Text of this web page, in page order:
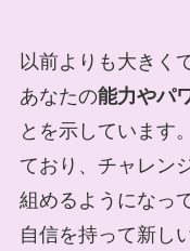
以前よりも大きく
あなたの能力やパ
とを示しています
ており、チャレン
組めるようになっ
自信を持って新し